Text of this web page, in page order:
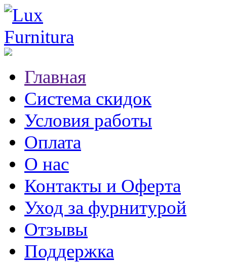
Главная
Система скидок
Условия работы
Оплата
О нас
Контакты и Оферта
Уход за фурнитурой
Отзывы
Поддержка